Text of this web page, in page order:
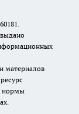
материалов
нормы